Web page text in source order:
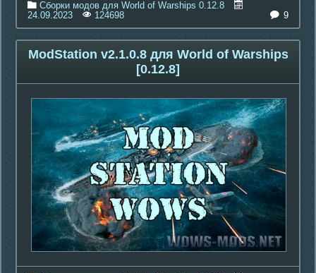
Сборки модов для World of Warships 0.12.8
24.09.2023
124698 9
ModStation v2.1.0.8 для World of Warships
[0.12.8]